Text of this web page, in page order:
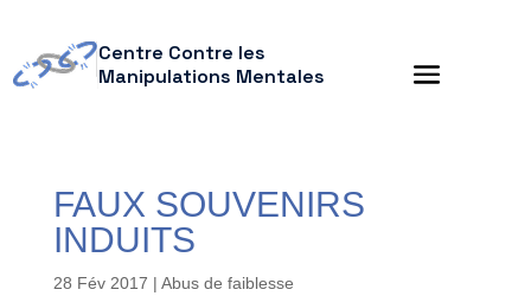
Centre Contre les
Manipulations Mentales
FAUX SOUVENIRS
INDUITS
28 Fév 2017 | Abus de faiblesse